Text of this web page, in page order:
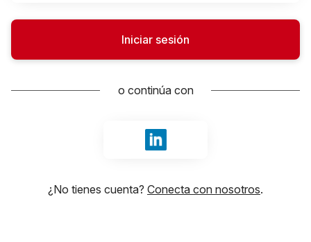
Iniciar sesión
o continúa con
Iniciar sesión con LinkedIn
¿No tienes cuenta? Conecta con nosotros.